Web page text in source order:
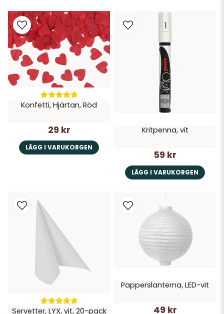
Konfetti, Hjärtan, Röd
29 kr
LÄGG I VARUKORGEN
Kritpenna, vit
59 kr
LÄGG I VARUKORGEN
Servetter, LYX, vit, 20-pack
Papperslanterna, LED-vit
49 kr